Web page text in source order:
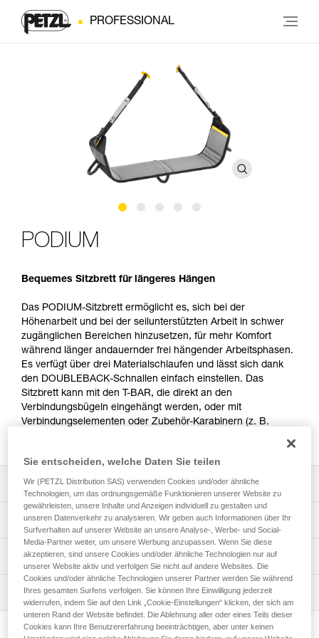
PROFESSIONAL
PODIUM
Bequemes Sitzbrett für längeres Hängen
Das PODIUM-Sitzbrett ermöglicht es, sich bei der
Höhenarbeit und bei der seilunterstützten Arbeit in schwer
zugänglichen Bereichen hinzusetzen, für mehr Komfort
während länger andauernder frei hängender Arbeitsphasen.
Es verfügt über drei Materialschlaufen und lässt sich dank
den DOUBLEBACK-Schnallen einfach einstellen. Das
Sitzbrett kann mit den T-BAR, die direkt an den
Verbindungsbügeln eingehängt werden, oder mit
Verbindungselementen oder Zubehör-Karabinern (z. B.
Leistungsverzeichnis
Komfort bei längerem Hängen:
- Die breite Sitzfläche ermöglicht eine stabile
Arbeitsposition.
- Die hochgezogenen steifen Seiten verhindern ein
Einschneiden der Aufhängung in die Beine.
Drei Möglichkeiten zum Befestigen am Gurt:
- Direkt an den Verbindungsbügeln mit den T-BAR.
- Mit Zubehör-Karabinern (MINO).
- Mit Verbindungselementen, die an der Schlaufe am Ende
Technische Spezifikationen
Gewicht: 1150 g
Maximal zulässige Belastung: 50 kg
Material: Polyester, Aluminium
Abmessungen: 55x16x16 cm
Zugrundeliegende Spezifikationen
Technische Informationen
Gebrauchsanleitung
Das PDF herunterladen technical-notice-
PODIUM_LITEPOD-2
Häufige Fragen
Wartung
Sie entscheiden, welche Daten Sie teilen
Wir (PETZL Distribution SAS) verwenden Cookies und/oder ähnliche
Technologien, um das ordnungsgemäße Funktionieren unserer Website zu
gewährleisten, unsere Inhalte und Anzeigen individuell zu gestalten und
unseren Datenverkehr zu analysieren. Wir geben auch Informationen über Ihr
Surfverhalten auf unserer Website an unsere Analyse-, Werbe- und Social-
Media-Partner weiter, um unsere Werbung anzupassen. Wenn Sie diese
akzeptieren, sind unsere Cookies und/oder ähnliche Technologien nur auf
unserer Website aktiv und verfolgen Sie nicht auf andere Websites. Die
Cookies und/oder ähnliche Technologien unserer Partner werden Sie während
Ihres gesamten Surfens verfolgen. Sie können Ihre Einwilligung jederzeit
widerrufen, indem Sie auf den Link „Cookie-Einstellungen“ klicken, der sich am
unteren Rand der Website befindet. Die Ablehnung aller oder eines Teils dieser
Cookies kann Ihre Benutzererfahrung beeinträchtigen, aber unter keinen